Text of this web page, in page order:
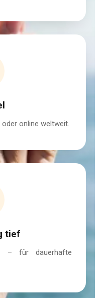
online weltweit.
tief
– für dauerhafte